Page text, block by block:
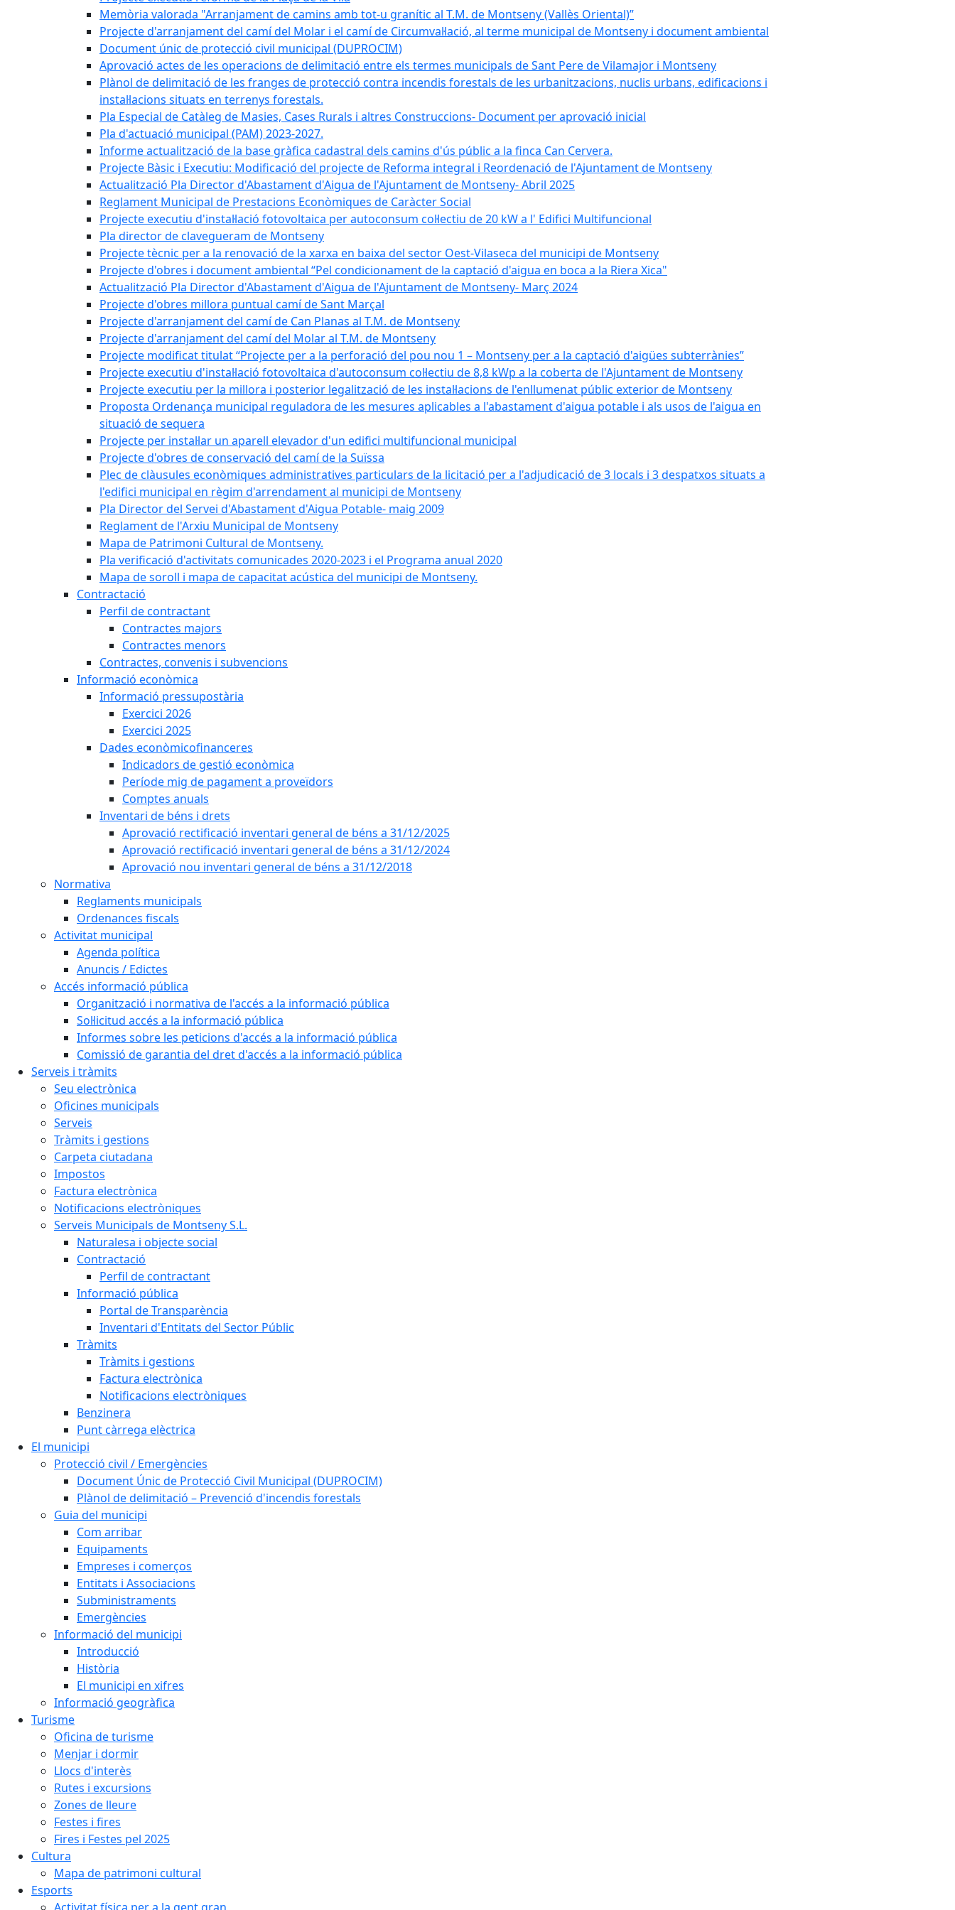
Memòria valorada "Arranjament de camins amb tot-u granític al T.M. de Montseny (Vallès Oriental)”
Projecte d'arranjament del camí del Molar i el camí de Circumval·lació, al terme municipal de Montseny i document ambiental
Document únic de protecció civil municipal (DUPROCIM)
Aprovació actes de les operacions de delimitació entre els termes municipals de Sant Pere de Vilamajor i Montseny
Plànol de delimitació de les franges de protecció contra incendis forestals de les urbanitzacions, nuclis urbans, edificacions i
instal·lacions situats en terrenys forestals.
Pla Especial de Catàleg de Masies, Cases Rurals i altres Construccions- Document per aprovació inicial
Pla d'actuació municipal (PAM) 2023-2027.
Informe actualització de la base gràfica cadastral dels camins d'ús públic a la finca Can Cervera.
Projecte Bàsic i Executiu: Modificació del projecte de Reforma integral i Reordenació de l'Ajuntament de Montseny
Actualització Pla Director d'Abastament d'Aigua de l'Ajuntament de Montseny- Abril 2025
Reglament Municipal de Prestacions Econòmiques de Caràcter Social
Projecte executiu d'instal·lació fotovoltaica per autoconsum col·lectiu de 20 kW a l' Edifici Multifuncional
Pla director de clavegueram de Montseny
Projecte tècnic per a la renovació de la xarxa en baixa del sector Oest-Vilaseca del municipi de Montseny
Projecte d'obres i document ambiental “Pel condicionament de la captació d'aigua en boca a la Riera Xica"
Actualització Pla Director d'Abastament d'Aigua de l'Ajuntament de Montseny- Març 2024
Projecte d'obres millora puntual camí de Sant Marçal
Projecte d'arranjament del camí de Can Planas al T.M. de Montseny
Projecte d'arranjament del camí del Molar al T.M. de Montseny
Projecte modificat titulat “Projecte per a la perforació del pou nou 1 – Montseny per a la captació d'aigües subterrànies”
Projecte executiu d'instal·lació fotovoltaica d'autoconsum col·lectiu de 8,8 kWp a la coberta de l'Ajuntament de Montseny
Projecte executiu per la millora i posterior legalització de les instal·lacions de l'enllumenat públic exterior de Montseny
Proposta Ordenança municipal reguladora de les mesures aplicables a l'abastament d'aigua potable i als usos de l'aigua en
situació de sequera
Projecte per instal·lar un aparell elevador d'un edifici multifuncional municipal
Projecte d'obres de conservació del camí de la Suïssa
Plec de clàusules econòmiques administratives particulars de la licitació per a l'adjudicació de 3 locals i 3 despatxos situats a
l'edifici municipal en règim d'arrendament al municipi de Montseny
Pla Director del Servei d'Abastament d'Aigua Potable- maig 2009
Reglament de l'Arxiu Municipal de Montseny
Mapa de Patrimoni Cultural de Montseny.
Pla verificació d'activitats comunicades 2020-2023 i el Programa anual 2020
Mapa de soroll i mapa de capacitat acústica del municipi de Montseny.
Contractació
Perfil de contractant
Contractes majors
Contractes menors
Contractes, convenis i subvencions
Informació econòmica
Informació pressupostària
Exercici 2026
Exercici 2025
Dades econòmicofinanceres
Indicadors de gestió econòmica
Període mig de pagament a proveïdors
Comptes anuals
Inventari de béns i drets
Aprovació rectificació inventari general de béns a 31/12/2025
Aprovació rectificació inventari general de béns a 31/12/2024
Aprovació nou inventari general de béns a 31/12/2018
Normativa
Reglaments municipals
Ordenances fiscals
Activitat municipal
Agenda política
Anuncis / Edictes
Accés informació pública
Organització i normativa de l'accés a la informació pública
Sol·licitud accés a la informació pública
Informes sobre les peticions d'accés a la informació pública
Comissió de garantia del dret d'accés a la informació pública
Serveis i tràmits
Seu electrònica
Oficines municipals
Serveis
Tràmits i gestions
Carpeta ciutadana
Impostos
Factura electrònica
Notificacions electròniques
Serveis Municipals de Montseny S.L.
Naturalesa i objecte social
Contractació
Perfil de contractant
Informació pública
Portal de Transparència
Inventari d'Entitats del Sector Públic
Tràmits
Tràmits i gestions
Factura electrònica
Notificacions electròniques
Benzinera
Punt càrrega elèctrica
El municipi
Protecció civil / Emergències
Document Únic de Protecció Civil Municipal (DUPROCIM)
Plànol de delimitació – Prevenció d'incendis forestals
Guia del municipi
Com arribar
Equipaments
Empreses i comerços
Entitats i Associacions
Subministraments
Emergències
Informació del municipi
Introducció
Història
El municipi en xifres
Informació geogràfica
Turisme
Oficina de turisme
Menjar i dormir
Llocs d'interès
Rutes i excursions
Zones de lleure
Festes i fires
Fires i Festes pel 2025
Cultura
Mapa de patrimoni cultural
Esports